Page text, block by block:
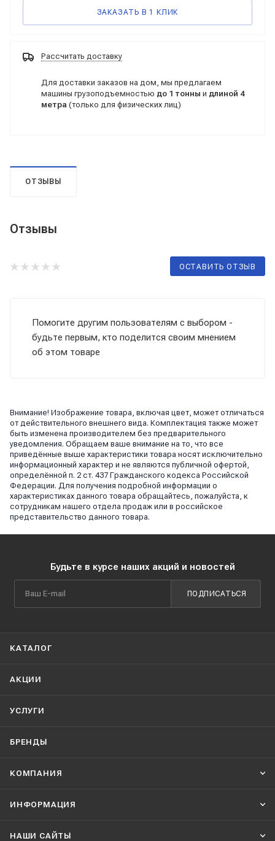
ЗАКАЗАТЬ В 1 КЛИК
Рассчитать доставку
Для доставки заказов на дом, мы предлагаем
машины грузоподъемностью до 1 тонны и длиной 4
метра (только для физических лиц)
ОТЗЫВЫ
Отзывы
ОСТАВИТЬ ОТЗЫВ
Помогите другим пользователям с выбором -
будьте первым, кто поделится своим мнением
об этом товаре
Внимание! Изображение товара, включая цвет, может отличаться
от действительного внешнего вида. Комплектация также может
быть изменена производителем без предварительного
уведомления. Обращаем ваше внимание на то, что все
приведённые выше характеристики товара носят исключительно
информационный характер и не являются публичной офертой,
определённой п. 2 ст. 437 Гражданского кодекса Российской
Федерации. Для получения подробной информации о
характеристиках данного товара обращайтесь, пожалуйста, к
сотрудникам нашего отдела продаж или в российское
представительство данного товара.
Будьте в курсе наших акций и новостей
ПОДПИСАТЬСЯ
КАТАЛОГ
АКЦИИ
УСЛУГИ
БРЕНДЫ
КОМПАНИЯ
ИНФОРМАЦИЯ
НАШИ CАЙТЫ